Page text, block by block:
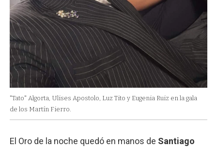
"Tato" Algorta, Ulises Apostolo, Luz Tito y Eugenia Ruiz en la gala
de los Martín Fierro.
El Oro de la noche quedó en manos de Santiago